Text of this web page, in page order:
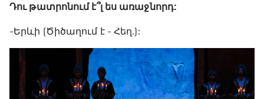
Դու թատրոնում է՞լ ես առաջնորդ:
-Երևի (Ծիծաղում է - Հեղ․):